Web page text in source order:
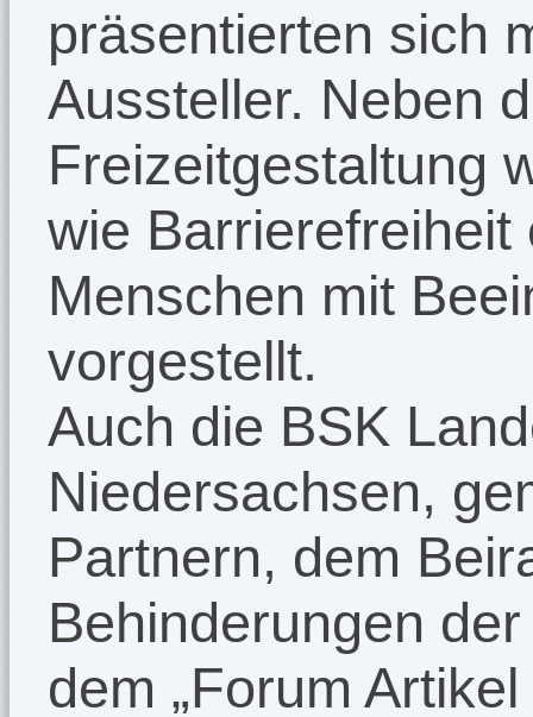
präsentierten sich
Aussteller. Neben
Freizeitgestaltung
wie Barrierefreiheit
Menschen mit
vorgestellt.
Auch die BSK
Niedersachsen,
Partnern, dem
Behinderungen
dem „Forum